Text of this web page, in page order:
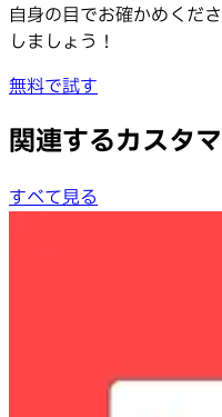
自身の目でお確かめくだ
しましょう！
無料で試す
関連するカスタ
すべて見る